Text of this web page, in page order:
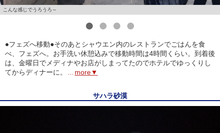
こんな感じでうろうろ～
●フェズへ移動●そのあとシャウエン内のレストランでごはんを食
べ、フェズへ。お手洗い休憩込みで移動時間は4時間くらい。到着後
は、金曜日でメディナやお店がしまってたのでホテルでゆっくりし
てからディナーに。
more▼
サハラ砂漠